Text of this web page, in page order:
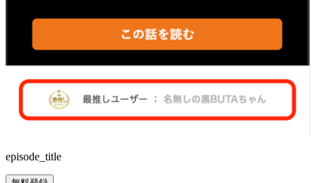
episode_title